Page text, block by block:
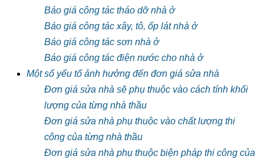
Báo giá công tác tháo dỡ nhà ở
Báo giá công tác xây, tô, ốp lát nhà ở
Báo giá công tác sơn nhà ở
Báo giá công tác điện nước cho nhà ở
Một số yếu tố ảnh hưởng đến đơn giá sửa nhà
Đơn giá sửa nhà sẽ phụ thuộc vào cách tính khối
lượng của từng nhà thầu
Đơn giá sửa nhà phụ thuộc vào chất lượng thi
công của từng nhà thầu
Đơn giá sửa nhà phụ thuộc biện pháp thi công của